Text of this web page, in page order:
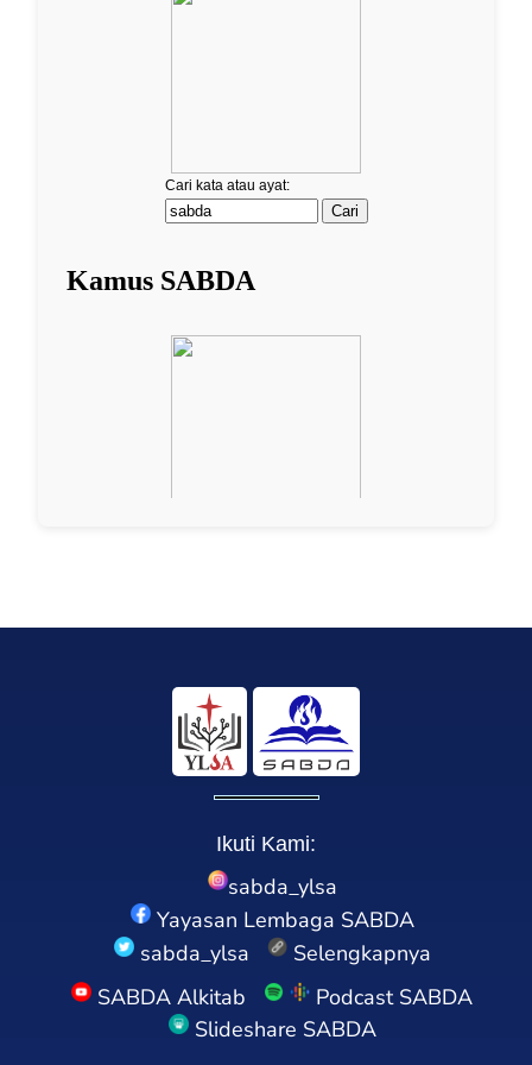
Ikuti Kami:
sabda_ylsa
Yayasan Lembaga SABDA
sabda_ylsa
Selengkapnya
SABDA Alkitab
Podcast SABDA
Slideshare SABDA